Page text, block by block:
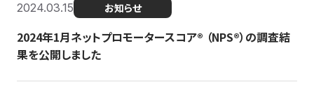
2024.03.15 お知らせ
2024年1月ネットプロモータースコア®︎ （NPS®︎）の調査結
果を公開しました